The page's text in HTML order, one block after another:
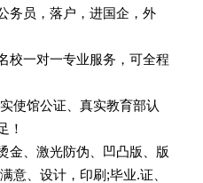
务员，落户，进国企，外
校一对一专业服务，可全程
使馆公证、真实教育部认
！
金、激光防伪、凹凸版、版
意、设计，印刷;毕业.证、